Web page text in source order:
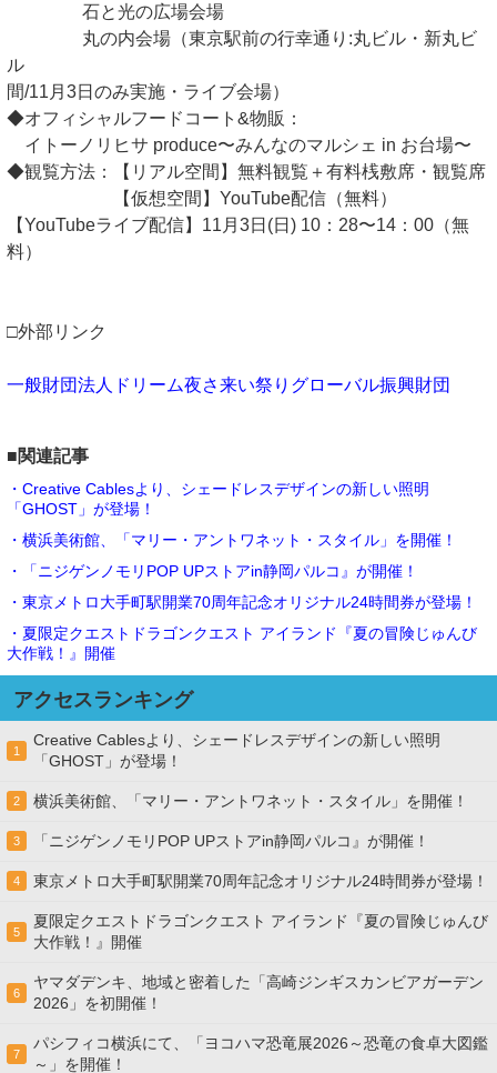
石と光の広場会場
丸の内会場（東京駅前の行幸通り:丸ビル・新丸ビ
ル
間/11月3日のみ実施・ライブ会場）
◆オフィシャルフードコート&物販：
イトーノリヒサ produce〜みんなのマルシェ in お台場〜
◆観覧方法：【リアル空間】無料観覧＋有料桟敷席・観覧席
【仮想空間】YouTube配信（無料）
【YouTubeライブ配信】11月3日(日) 10：28〜14：00（無
料）
□外部リンク
一般財団法人ドリーム夜さ来い祭りグローバル振興財団
■関連記事
・Creative Cablesより、シェードレスデザインの新しい照明
「GHOST」が登場！
・横浜美術館、「マリー・アントワネット・スタイル」を開催！
・「ニジゲンノモリPOP UPストアin静岡パルコ』が開催！
・東京メトロ大手町駅開業70周年記念オリジナル24時間券が登場！
・夏限定クエストドラゴンクエスト アイランド『夏の冒険じゅんび
大作戦！』開催
アクセスランキング
1
Creative Cablesより、シェードレスデザインの新しい照明
「GHOST」が登場！
2 横浜美術館、「マリー・アントワネット・スタイル」を開催！
3 「ニジゲンノモリPOP UPストアin静岡パルコ』が開催！
4 東京メトロ大手町駅開業70周年記念オリジナル24時間券が登場！
5
夏限定クエストドラゴンクエスト アイランド『夏の冒険じゅんび
大作戦！』開催
6
ヤマダデンキ、地域と密着した「高崎ジンギスカンビアガーデン
2026」を初開催！
7
パシフィコ横浜にて、「ヨコハマ恐竜展2026～恐竜の食卓大図鑑
～」を開催！